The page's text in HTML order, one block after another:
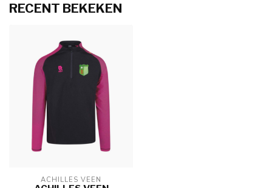
RECENT BEKEKEN
ACHILLES VEEN